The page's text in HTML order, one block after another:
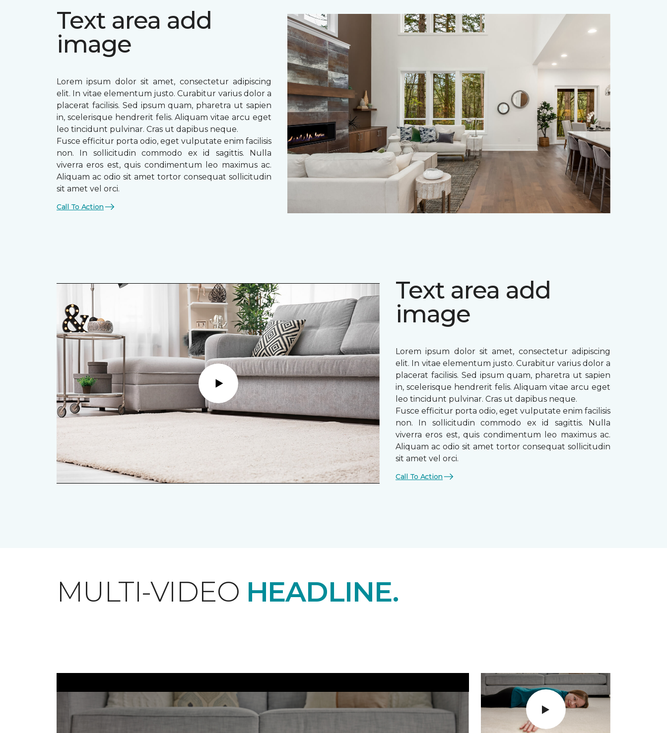
Text area add
image
Lorem ipsum dolor sit amet, consectetur adipiscing
elit. In vitae elementum justo. Curabitur varius dolor a
placerat facilisis. Sed ipsum quam, pharetra ut sapien
in, scelerisque hendrerit felis. Aliquam vitae arcu eget
leo tincidunt pulvinar. Cras ut dapibus neque.
Fusce efficitur porta odio, eget vulputate enim facilisis
non. In sollicitudin commodo ex id sagittis. Nulla
viverra eros est, quis condimentum leo maximus ac.
Aliquam ac odio sit amet tortor consequat sollicitudin
sit amet vel orci.
Call To Action
Text area add
image
Lorem ipsum dolor sit amet, consectetur adipiscing
elit. In vitae elementum justo. Curabitur varius dolor a
placerat facilisis. Sed ipsum quam, pharetra ut sapien
in, scelerisque hendrerit felis. Aliquam vitae arcu eget
leo tincidunt pulvinar. Cras ut dapibus neque.
Fusce efficitur porta odio, eget vulputate enim facilisis
non. In sollicitudin commodo ex id sagittis. Nulla
viverra eros est, quis condimentum leo maximus ac.
Aliquam ac odio sit amet tortor consequat sollicitudin
sit amet vel orci.
Call To Action
Play
MULTI-VIDEO HEADLINE.